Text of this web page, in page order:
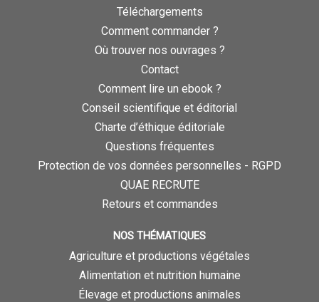
Téléchargements
Comment commander ?
Où trouver nos ouvrages ?
Contact
Comment lire un ebook ?
Conseil scientifique et éditorial
Charte d’éthique éditoriale
Questions fréquentes
Protection de vos données personnelles - RGPD
QUAE RECRUTE
Retours et commandes
NOS THÉMATIQUES
Agriculture et productions végétales
Alimentation et nutrition humaine
Élevage et productions animales